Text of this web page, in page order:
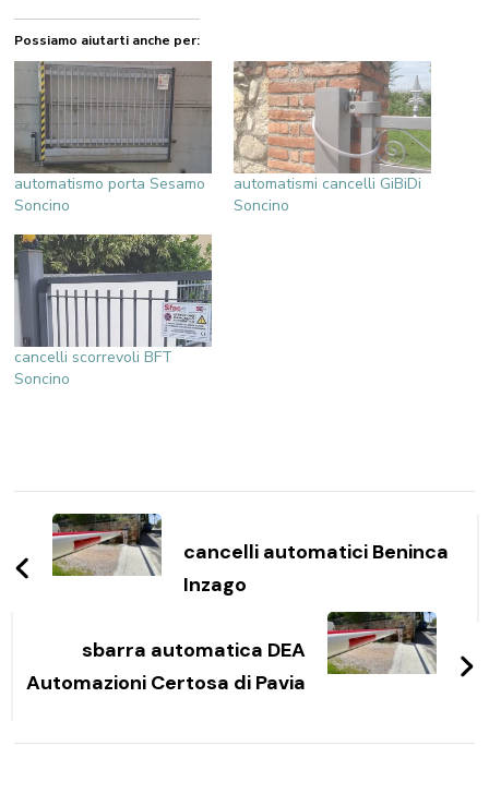
Possiamo aiutarti anche per:
automatismo porta Sesamo
Soncino
automatismi cancelli GiBiDi
Soncino
cancelli scorrevoli BFT
Soncino
Navigazione
articoli
cancelli automatici Beninca
Inzago
sbarra automatica DEA
Automazioni Certosa di Pavia